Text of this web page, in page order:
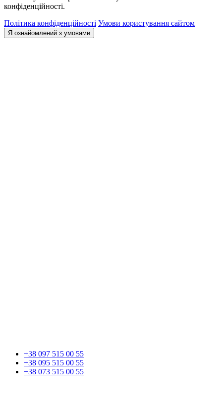
конфіденційності.
Політика конфіденційності Умови користування сайтом
Я ознайомлений з умовами
+38 097 515 00 55
+38 095 515 00 55
+38 073 515 00 55